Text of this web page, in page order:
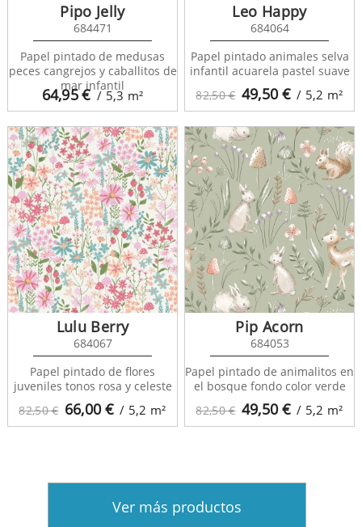
64,95€ / 5,3 m²
Pipo Jelly
684471
Papel pintado de medusas
peces cangrejos y caballitos de
mar infantil
82,50 € 49,50€ / 5,2 m²
Leo Happy
684064
Papel pintado animales selva
infantil acuarela pastel suave
82,50 € 66,00€ / 5,2 m²
Lulu Berry
684067
Papel pintado de flores
juveniles tonos rosa y celeste
82,50 € 49,50€ / 5,2 m²
Pip Acorn
684053
Papel pintado de animalitos en
el bosque fondo color verde
Ver más productos